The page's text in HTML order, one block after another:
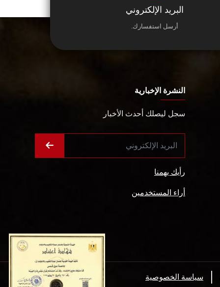
البريد الإلكتروني
أرسل استفسارك.
النشرة الإخبارية
سجل ليصلك أحدث الأخبار
رأيك يهمنا
أراء المستخدمين
سياسة الخصوصية